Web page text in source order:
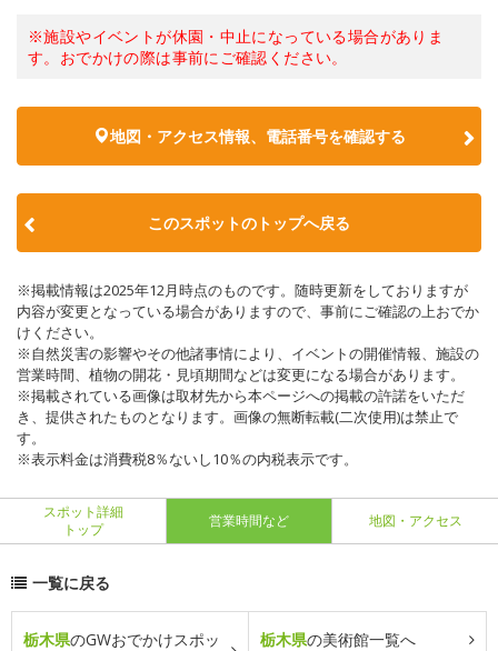
※施設やイベントが休園・中止になっている場合がありま
す。おでかけの際は事前にご確認ください。
地図・アクセス情報、電話番号を確認する
このスポットのトップへ戻る
※掲載情報は2025年12月時点のものです。随時更新をしておりますが
内容が変更となっている場合がありますので、事前にご確認の上おでか
けください。
※自然災害の影響やその他諸事情により、イベントの開催情報、施設の
営業時間、植物の開花・見頃期間などは変更になる場合があります。
※掲載されている画像は取材先から本ページへの掲載の許諾をいただ
き、提供されたものとなります。画像の無断転載(二次使用)は禁止で
す。
※表示料金は消費税8％ないし10％の内税表示です。
スポット詳細
トップ
営業時間など 地図・アクセス
一覧に戻る
栃木県のGWおでかけスポッ
栃木県の美術館一覧へ